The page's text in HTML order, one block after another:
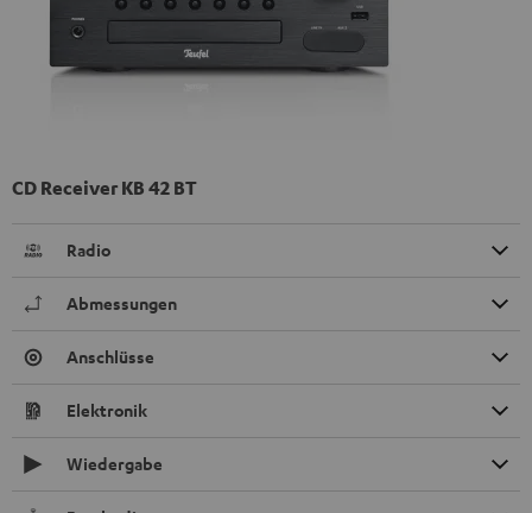
CD Receiver KB 42 BT
Radio
Abmessungen
Anschlüsse
Elektronik
Wiedergabe